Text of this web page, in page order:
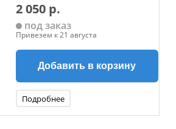
2 050 р.
под заказ
Привезем к 21 августа
Добавить в корзину
Подробнее